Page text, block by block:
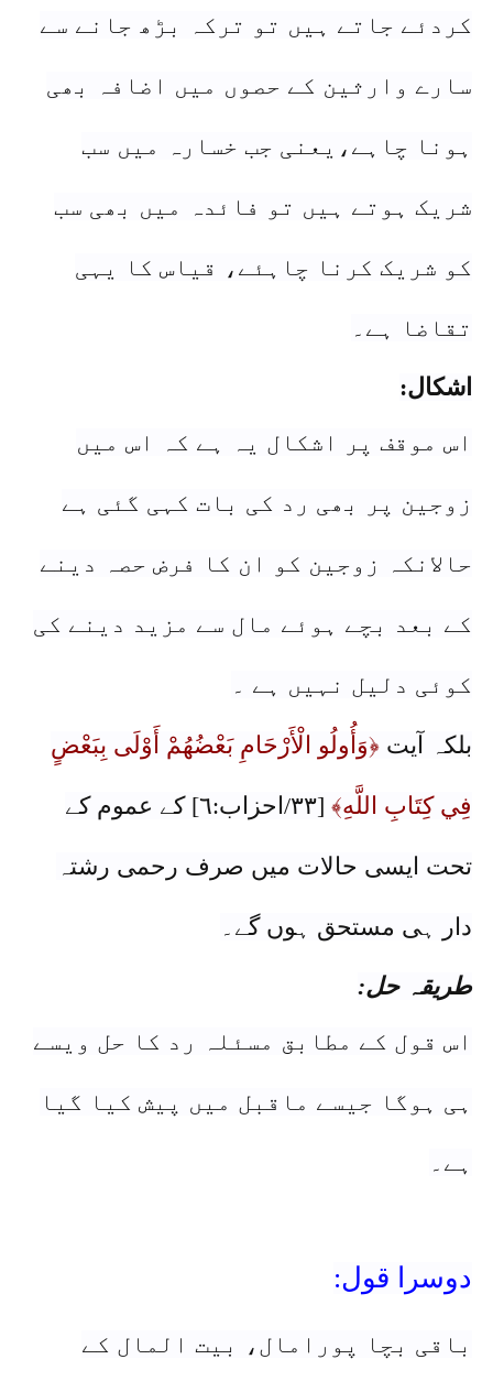
کردئے جاتے ہیں تو ترکہ بڑھ جانے سے
سارے وارثین کے حصوں میں اضافہ بھی
ہونا چاہے،یعنی جب خسارہ میں سب
شریک ہوتے ہیں تو فائدہ میں بھی سب
کو شریک کرنا چاہئے، قیاس کا یہی
تقاضا ہے۔
اشکال:
اس موقف پر اشکال یہ ہے کہ اس میں
زوجین پر بھی رد کی بات کہی گئی ہے
حالانکہ زوجین کو ان کا فرض حصہ دینے
کے بعد بچے ہوئے مال سے مزید دینے کی
کوئی دلیل نہیں ہے ۔
بلکہ آیت ﴿وَأُولُو الْأَرْحَامِ بَعْضُهُمْ أَوْلَى بِبَعْضٍ
فِي كِتَابِ اللَّهِ﴾ [٣٣/احزاب:٦] کے عموم کے
تحت ایسی حالات میں صرف رحمی رشتہ
دار ہی مستحق ہوں گے۔
طریقہ حل:
اس قول کے مطابق مسئلہ رد کا حل ویسے
ہی ہوگا جیسے ماقبل میں پیش کیا گیا
ہے۔
دوسرا قول:
باقی بچا پورامال، بیت المال کے